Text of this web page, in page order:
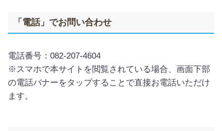
「電話」でお問い合わせ
電話番号：082-207-4604
※スマホで本サイトを閲覧されている場合、画面下部
の電話バナーをタップすることで直接お電話いただけ
ます。